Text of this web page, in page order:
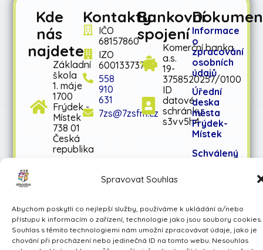
Spravovat Souhlas
Abychom poskytli co nejlepší služby, používáme k ukládání a/nebo
přístupu k informacím o zařízení, technologie jako jsou soubory cookies.
Souhlas s těmito technologiemi nám umožní zpracovávat údaje, jako je
chování při procházení nebo jedinečná ID na tomto webu. Nesouhlas
Kde
nás
najdete
Základní
škola
1. máje
1700
Frýdek -
Místek
738 01
Česká
republika
Kontakty
IČO
68157860
IZO
600133737
558
910
631
7zs@7zsfm.cz
Bankovní
spojení
Komerční banka
a.s.
19-
3758520257/0100
ID
datové
schránky:
s3vv5h4
Informace
o
zpracování
osobních
údajů
Úřední
deska
města
Frýdek-
Místek
Schválený
Schválený
střednědobý
výhled
rozpočtu
na léta